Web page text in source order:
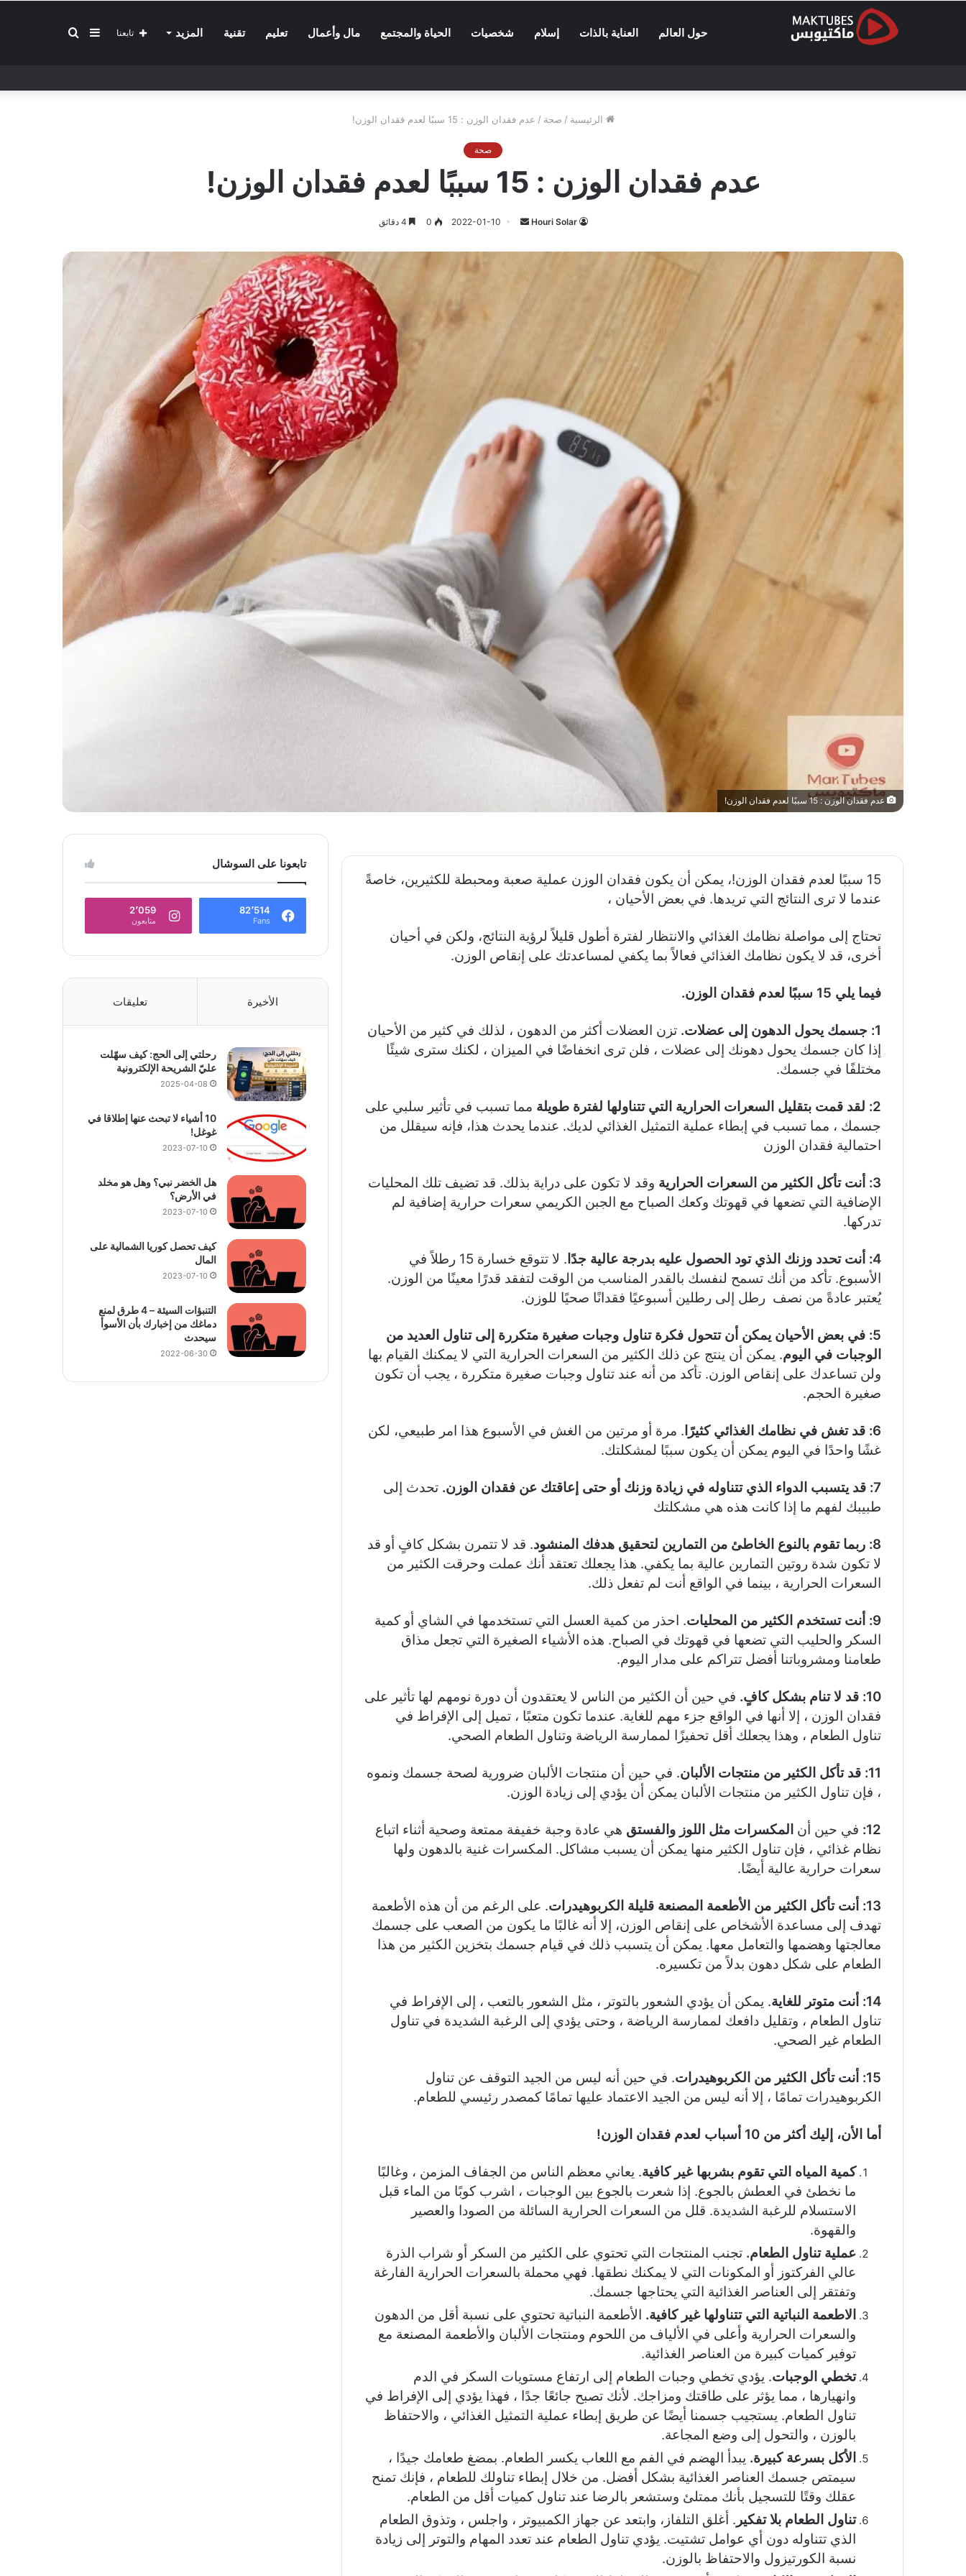
حول العالم العناية بالذات إسلام شخصيات الحياة والمجتمع مال وأعمال تعليم تقنية المزيد بحثإضافة تابعنا
الرئيسية / صحة / عدم فقدان الوزن : 15 سببًا لعدم فقدان الوزن!
صحة
عدم فقدان الوزن : 15 سببًا لعدم فقدان الوزن!
Houri Solar
أرسل 2022-01-10
0
عدم فقدان الوزن : 15 سببًا لعدم فقدان الوزن!
15 سببًا لعدم فقدان الوزن!، يمكن أن يكون فقدان الوزن عملية صعبة ومحبطة للكثيرين، خاصةً
عندما لا ترى النتائج التي تريدها. في بعض الأحيان ،
تحتاج إلى مواصلة نظامك الغذائي والانتظار لفترة أطول قليلاً لرؤية النتائج، ولكن في أحيان
أخرى، قد لا يكون نظامك الغذائي فعالاً بما يكفي لمساعدتك على إنقاص الوزن.
فيما يلي 15 سببًا لعدم فقدان الوزن.
1: جسمك يحول الدهون إلى عضلات.
تزن العضلات أكثر من الدهون ، لذلك في كثير من الأحيان
إذا كان جسمك يحول دهونك إلى عضلات ، فلن ترى انخفاضًا في الميزان ، لكنك سترى شيئًا
مختلفًا في جسمك.
2: لقد قمت بتقليل السعرات الحرارية التي تتناولها لفترة طويلة
مما تسبب في تأثير سلبي على
جسمك ، مما تسبب في إبطاء عملية التمثيل الغذائي لديك. عندما يحدث هذا، فإنه سيقلل من
احتمالية فقدان الوزن
3: أنت تأكل الكثير من السعرات الحرارية
وقد لا تكون على دراية بذلك. قد تضيف تلك المحليات
الإضافية التي تضعها في قهوتك وكعك الصباح مع الجبن الكريمي سعرات حرارية إضافية لم
تدركها.
4: أنت تحدد وزنك الذي تود الحصول عليه بدرجة عالية جدًا
. لا تتوقع خسارة 15 رطلاً في
الأسبوع. تأكد من أنك تسمح لنفسك بالقدر المناسب من الوقت لتفقد قدرًا معينًا من الوزن.
يُعتبر عادةً من نصف رطل إلى رطلين أسبوعيًا فقدانًا صحيًا للوزن.
5: في بعض الأحيان يمكن أن تتحول فكرة تناول وجبات صغيرة متكررة إلى تناول العديد من
الوجبات في اليوم. يمكن أن ينتج عن ذلك الكثير من السعرات الحرارية التي لا يمكنك القيام بها
ولن تساعدك على إنقاص الوزن. تأكد من أنه عند تناول وجبات صغيرة متكررة ، يجب أن تكون
صغيرة الحجم.
6: قد تغش في نظامك الغذائي كثيرًا
. مرة أو مرتين من الغش في الأسبوع هذا امر طبيعي، لكن
غشًا واحدًا في اليوم يمكن أن يكون سببًا لمشكلتك.
7: قد يتسبب الدواء الذي تتناوله في زيادة وزنك أو حتى إعاقتك عن فقدان الوزن.
تحدث إلى
طبيبك لفهم ما إذا كانت هذه هي مشكلتك
8: ربما تقوم بالنوع الخاطئ من التمارين لتحقيق هدفك المنشود
. قد لا تتمرن بشكل كافٍ أو قد
لا تكون شدة روتين التمارين عالية بما يكفي. هذا يجعلك تعتقد أنك عملت وحرقت الكثير من
السعرات الحرارية ، بينما في الواقع أنت لم تفعل ذلك.
9: أنت تستخدم الكثير من المحليات
. احذر من كمية العسل التي تستخدمها في الشاي أو كمية
السكر والحليب التي تضعها في قهوتك في الصباح. هذه الأشياء الصغيرة التي تجعل مذاق
طعامنا ومشروباتنا أفضل تتراكم على مدار اليوم.
10: قد لا تنام بشكل كافٍ.
في حين أن الكثير من الناس لا يعتقدون أن دورة نومهم لها تأثير على
فقدان الوزن ، إلا أنها في الواقع جزء مهم للغاية. عندما تكون متعبًا ، تميل إلى الإفراط في
تناول الطعام ، وهذا يجعلك أقل تحفيزًا لممارسة الرياضة وتناول الطعام الصحي.
11: قد تأكل الكثير من منتجات الألبان
. في حين أن منتجات الألبان ضرورية لصحة جسمك ونموه
، فإن تناول الكثير من منتجات الألبان يمكن أن يؤدي إلى زيادة الوزن.
12: في حين أن المكسرات مثل اللوز والفستق هي عادة وجبة خفيفة ممتعة وصحية أثناء اتباع
نظام غذائي ، فإن تناول الكثير منها يمكن أن يسبب مشاكل. المكسرات غنية بالدهون ولها
سعرات حرارية عالية أيضًا.
13: أنت تأكل الكثير من الأطعمة المصنعة قليلة الكربوهيدرات. على الرغم من أن هذه الأطعمة
تهدف إلى مساعدة الأشخاص على إنقاص الوزن، إلا أنه غالبًا ما يكون من الصعب على جسمك
معالجتها وهضمها والتعامل معها. يمكن أن يتسبب ذلك في قيام جسمك بتخزين الكثير من هذا
الطعام على شكل دهون بدلاً من تكسيره.
14: أنت متوتر للغاية. يمكن أن يؤدي الشعور بالتوتر ، مثل الشعور بالتعب ، إلى الإفراط في
تناول الطعام ، وتقليل دافعك لممارسة الرياضة ، وحتى يؤدي إلى الرغبة الشديدة في تناول
الطعام غير الصحي.
15: أنت تأكل الكثير من الكربوهيدرات
. في حين أنه ليس من الجيد التوقف عن تناول
الكربوهيدرات تمامًا ، إلا أنه ليس من الجيد الاعتماد عليها تمامًا كمصدر رئيسي للطعام.
أما الأن، إليك أكثر من 10 أسباب لعدم فقدان الوزن!
كمية المياه التي تقوم بشربها غير كافية. يعاني معظم الناس من الجفاف المزمن ، وغالبًا
ما نخطئ في العطش بالجوع. إذا شعرت بالجوع بين الوجبات ، اشرب كوبًا من الماء قبل
الاستسلام للرغبة الشديدة. قلل من السعرات الحرارية السائلة من الصودا والعصير
والقهوة.
عملية تناول الطعام. تجنب المنتجات التي تحتوي على الكثير من السكر أو شراب الذرة
عالي الفركتوز أو المكونات التي لا يمكنك نطقها. فهي محملة بالسعرات الحرارية الفارغة
وتفتقر إلى العناصر الغذائية التي يحتاجها جسمك.
الاطعمة النباتية التي تتناولها غير كافية. الأطعمة النباتية تحتوي على نسبة أقل من الدهون
والسعرات الحرارية وأعلى في الألياف من اللحوم ومنتجات الألبان والأطعمة المصنعة مع
توفير كميات كبيرة من العناصر الغذائية.
تخطي الوجبات. يؤدي تخطي وجبات الطعام إلى ارتفاع مستويات السكر في الدم
وانهيارها ، مما يؤثر على طاقتك ومزاجك. لأنك تصبح جائعًا جدًا ، فهذا يؤدي إلى الإفراط في
تناول الطعام. يستجيب جسمنا أيضًا عن طريق إبطاء عملية التمثيل الغذائي ، والاحتفاظ
بالوزن ، والتحول إلى وضع المجاعة.
الأكل بسرعة كبيرة. يبدأ الهضم في الفم مع اللعاب يكسر الطعام. بمضغ طعامك جيدًا ،
سيمتص جسمك العناصر الغذائية بشكل أفضل. من خلال إبطاء تناولك للطعام ، فإنك تمنح
عقلك وقتًا للتسجيل بأنك ممتلئ وستشعر بالرضا عند تناول كميات أقل من الطعام.
تناول الطعام بلا تفكير . أغلق التلفاز، وابتعد عن جهاز الكمبيوتر ، واجلس ، وتذوق الطعام
الذي تتناوله دون أي عوامل تشتيت. يؤدي تناول الطعام عند تعدد المهام والتوتر إلى زيادة
نسبة الكورتيزول والاحتفاظ بالوزن.
تابعونا على السوشال
82٬514
Fans
2٬059
متابعون
الأخيرة تعليقات
رحلتي إلى الحج: كيف سهّلت
عليّ الشريحة الإلكترونية
2025-04-08
10 أشياء لا تبحث عنها إطلاقا في
غوغل!
2023-07-10
هل الخضر نبي؟ وهل هو مخلد
في الأرض؟
2023-07-10
كيف تحصل كوريا الشمالية على
المال
2023-07-10
التنبؤات السيئة – 4 طرق لمنع
دماغك من إخبارك بأن الأسوأ
سيحدث
2022-06-30